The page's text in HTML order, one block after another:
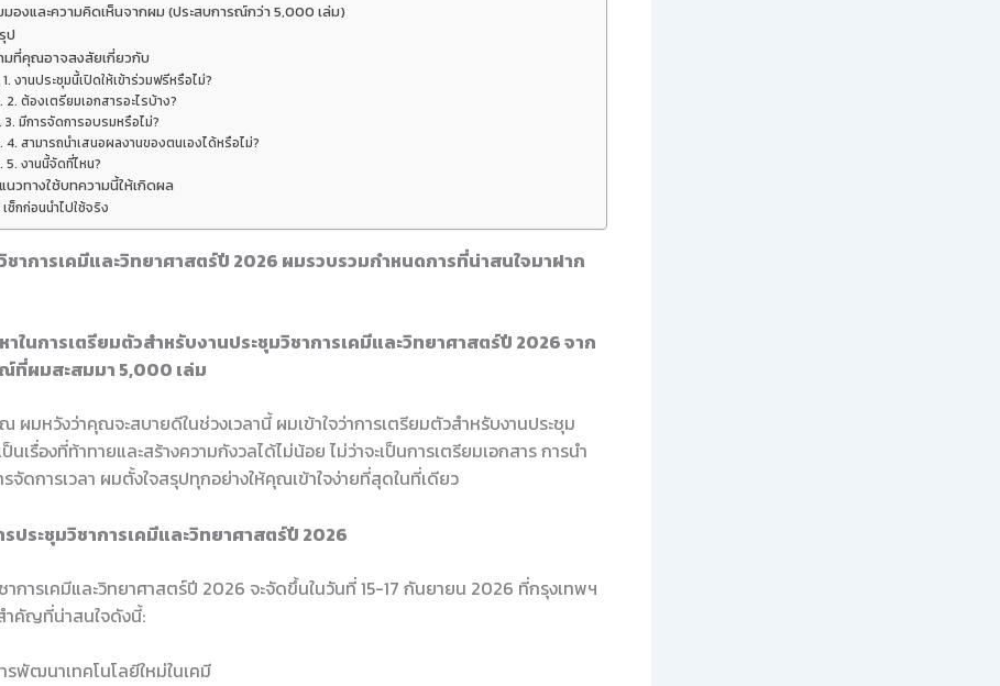
มองและความคิดเห็นจากผม (ประสบการณ์กว่า 5,000 เล่ม)
ป
มที่คุณอาจสงสัยเกี่ยวกับ
1. งานประชุมนี้เปิดให้เข้าร่วมฟรีหรือไม่?
2. ต้องเตรียมเอกสารอะไรบ้าง?
3. มีการจัดการอบรมหรือไม่?
4. สามารถนำเสนอผลงานของตนเองได้หรือไม่?
5. งานนี้จัดที่ไหน?
นวทางใช้บทความนี้ให้เกิดผล
เช็กก่อนนำไปใช้จริง
ชาการเคมีและวิทยาศาสตร์ปี 2026 ผมรวบรวมกำหนดการที่น่าสนใจมาฝาก
ในการเตรียมตัวสำหรับงานประชุมวิชาการเคมีและวิทยาศาสตร์ปี 2026 จาก
ที่ผมสะสมมา 5,000 เล่ม
ผมหวังว่าคุณจะสบายดีในช่วงเวลานี้ ผมเข้าใจว่าการเตรียมตัวสำหรับงานประชุม
นเรื่องที่ท้าทายและสร้างความกังวลได้ไม่น้อย ไม่ว่าจะเป็นการเตรียมเอกสาร การนำ
จัดการเวลา ผมตั้งใจสรุปทุกอย่างให้คุณเข้าใจง่ายที่สุดในที่เดียว
รประชุมวิชาการเคมีและวิทยาศาสตร์ปี 2026
าการเคมีและวิทยาศาสตร์ปี 2026 จะจัดขึ้นในวันที่ 15-17 กันยายน 2026 ที่กรุงเทพฯ
ำคัญที่น่าสนใจดังนี้:
รพัฒนาเทคโนโลยีใหม่ในเคมี